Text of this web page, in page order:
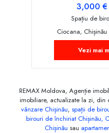
3,000 €
Spațiu de
Ciocana, Chișinău
Vezi mai
REMAX Moldova, Agenție
imobiliare, actualizate la zi, din
vânzare Chișinău, spații de
birouri de închiriat Chișinău,
Chișinău sau